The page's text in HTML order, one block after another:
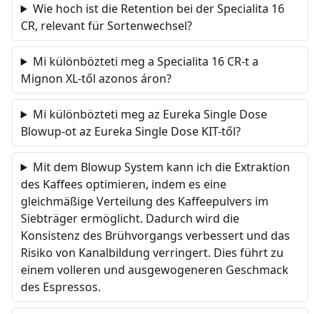
Wie hoch ist die Retention bei der Specialita 16
CR, relevant für Sortenwechsel?
Mi különbözteti meg a Specialita 16 CR-t a
Mignon XL-től azonos áron?
Mi különbözteti meg az Eureka Single Dose
Blowup-ot az Eureka Single Dose KIT-től?
Mit dem Blowup System kann ich die Extraktion
des Kaffees optimieren, indem es eine
gleichmäßige Verteilung des Kaffeepulvers im
Siebträger ermöglicht. Dadurch wird die
Konsistenz des Brühvorgangs verbessert und das
Risiko von Kanalbildung verringert. Dies führt zu
einem volleren und ausgewogeneren Geschmack
des Espressos.